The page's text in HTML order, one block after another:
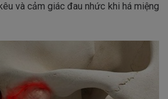
và cảm giác đau nhức khi há miệng